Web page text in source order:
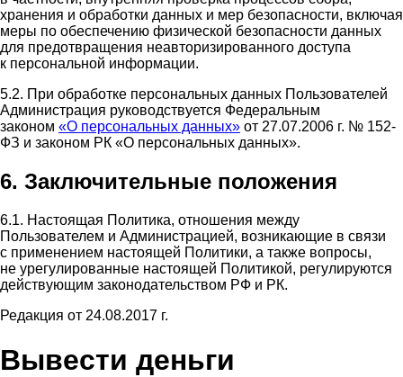
хранения и обработки данных и мер безопасности, включая
меры по обеспечению физической безопасности данных
для предотвращения неавторизированного доступа
к персональной информации.
5.2. При обработке персональных данных Пользователей
Администрация руководствуется Федеральным
законом «О персональных данных» от 27.07.2006 г. № 152-
ФЗ и законом РК «О персональных данных».
6. Заключительные положения
6.1. Настоящая Политика, отношения между
Пользователем и Администрацией, возникающие в связи
с применением настоящей Политики, а также вопросы,
не урегулированные настоящей Политикой, регулируются
действующим законодательством РФ и РК.
Редакция от 24.08.2017 г.
Вывести деньги